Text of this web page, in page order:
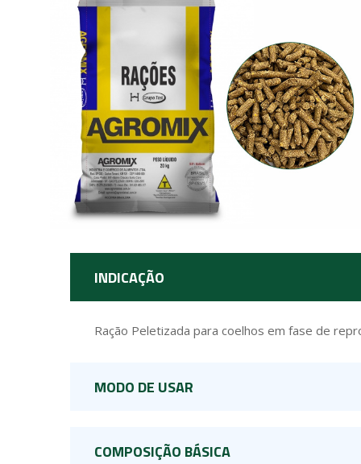
INDICAÇÃO
Ração Peletizada para coelhos em fase de
MODO DE USAR
COMPOSIÇÃO BÁSICA